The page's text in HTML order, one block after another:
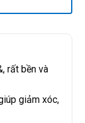
rất bền và
giảm xóc,